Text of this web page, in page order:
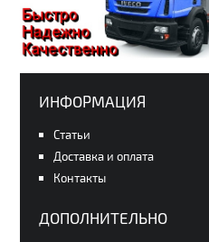
ИНФОРМАЦИЯ
Статьи
Доставка и оплата
Контакты
ДОПОЛНИТЕЛЬНО